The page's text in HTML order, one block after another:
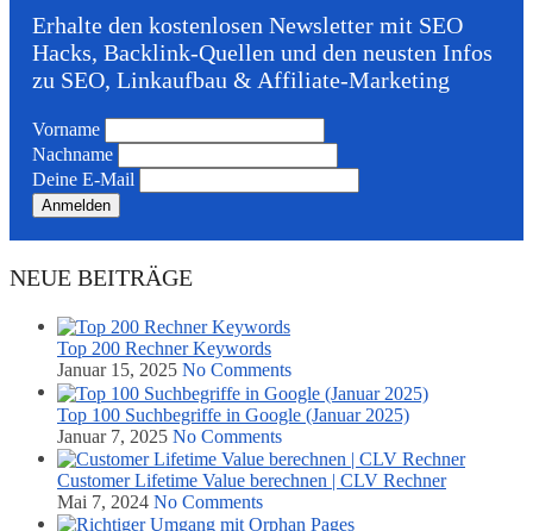
Erhalte den kostenlosen Newsletter mit SEO
Hacks, Backlink-Quellen und den neusten Infos
zu SEO, Linkaufbau & Affiliate-Marketing
Vorname
Nachname
Deine E-Mail
NEUE BEITRÄGE
Top 200 Rechner Keywords
Januar 15, 2025 No Comments
Top 100 Suchbegriffe in Google (Januar 2025)
Januar 7, 2025 No Comments
Customer Lifetime Value berechnen | CLV Rechner
Mai 7, 2024 No Comments